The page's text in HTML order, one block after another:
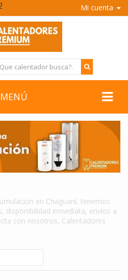
Mi cuenta
MENÚ
en Chaguaní, tenemos
disponibilidad inmediata, envíos a
con nosotros, Calentadores